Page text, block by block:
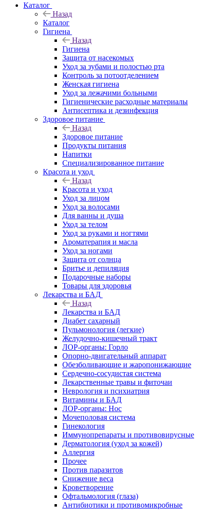
Каталог
Назад
Каталог
Гигиена
Назад
Гигиена
Защита от насекомых
Уход за зубами и полостью рта
Контроль за потоотделением
Женская гигиена
Уход за лежачими больными
Гигиенические расходные материалы
Антисептика и дезинфекция
Здоровое питание
Назад
Здоровое питание
Продукты питания
Напитки
Специализированное питание
Красота и уход
Назад
Красота и уход
Уход за лицом
Уход за волосами
Для ванны и душа
Уход за телом
Уход за руками и ногтями
Ароматерапия и масла
Уход за ногами
Защита от солнца
Бритье и депиляция
Подарочные наборы
Товары для здоровья
Лекарства и БАД
Назад
Лекарства и БАД
Диабет сахарный
Пульмонология (легкие)
Желудочно-кишечный тракт
ЛОР-органы: Горло
Опорно-двигательный аппарат
Обезболивающие и жаропонижающие
Сердечно-сосудистая система
Лекарственные травы и фиточаи
Неврология и психиатрия
Витамины и БАД
ЛОР-органы: Нос
Мочеполовая система
Гинекология
Иммунопрепараты и противовирусные
Дерматология (уход за кожей)
Аллергия
Прочее
Против паразитов
Снижение веса
Кроветворение
Офтальмология (глаза)
Антибиотики и противомикробные